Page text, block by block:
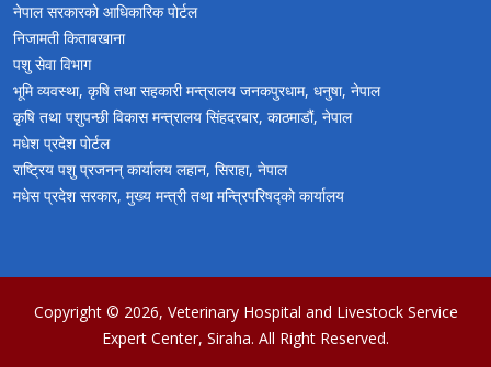
नेपाल सरकारको आधिकारिक पोर्टल
निजामती किताबखाना
पशु सेवा विभाग
भूमि व्यवस्था, कृषि तथा सहकारी मन्त्रालय जनकपुरधाम, धनुषा, नेपाल
कृषि तथा पशुपन्छी विकास मन्त्रालय सिंहदरबार, काठमाडौं, नेपाल
मधेश प्रदेश पोर्टल
राष्ट्रिय पशु प्रजनन् कार्यालय लहान, सिराहा, नेपाल
मधेस प्रदेश सरकार, मुख्य मन्त्री तथा मन्त्रिपरिषद्को कार्यालय
Copyright © 2026, Veterinary Hospital and Livestock Service
Expert Center, Siraha. All Right Reserved.